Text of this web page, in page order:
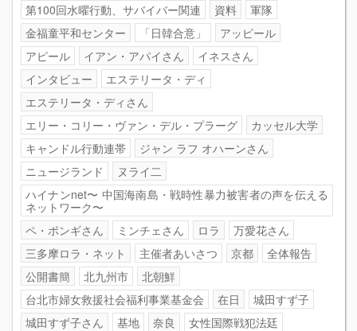
第100回水曜行動、サバイバー関連
資料
軍隊
金福童平和センター
「日韓合意」
アッピール
アピール
イアン・アパイさん
イネスさん
インタビュー
エステリータ・ディ
エステリータ・ディさん
エリー・コリー・ヴァン・デル・プラーグ
カッセル大学
キャンドル行動連帯
ジャン ラフ オハーンさん
ニュージランド
ヌライ二
ハイナンnet〜 中国海南島・戦時性暴力被害者の声を伝える
ネットワーク〜
ペ・ポンギさん
ミンチェさん ロラ
万愛花さん
三多摩ロラ・ネット
主催者あいさつ 京都
全体報告
公開書簡
北九州市
北朝鮮
台北市婦女救援社会福利事業基金会
在日
城田すず子
城田すず子さん
基地 奈良
女性国際戦犯法廷